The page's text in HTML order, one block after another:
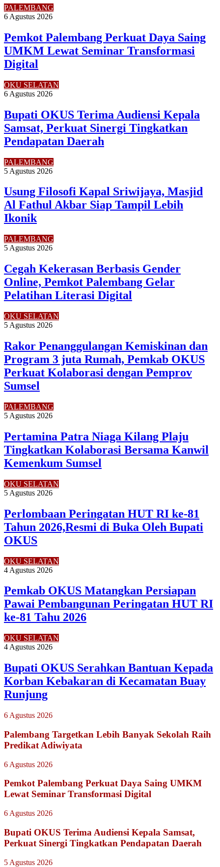
PALEMBANG
6 Agustus 2026
Pemkot Palembang Perkuat Daya Saing
UMKM Lewat Seminar Transformasi
Digital
OKU SELATAN
6 Agustus 2026
Bupati OKUS Terima Audiensi Kepala
Samsat, Perkuat Sinergi Tingkatkan
Pendapatan Daerah
PALEMBANG
5 Agustus 2026
Usung Filosofi Kapal Sriwijaya, Masjid
Al Fathul Akbar Siap Tampil Lebih
Ikonik
PALEMBANG
5 Agustus 2026
Cegah Kekerasan Berbasis Gender
Online, Pemkot Palembang Gelar
Pelatihan Literasi Digital
OKU SELATAN
5 Agustus 2026
Rakor Penanggulangan Kemiskinan dan
Program 3 juta Rumah, Pemkab OKUS
Perkuat Kolaborasi dengan Pemprov
Sumsel
PALEMBANG
5 Agustus 2026
Pertamina Patra Niaga Kilang Plaju
Tingkatkan Kolaborasi Bersama Kanwil
Kemenkum Sumsel
OKU SELATAN
5 Agustus 2026
Perlombaan Peringatan HUT RI ke-81
Tahun 2026,Resmi di Buka Oleh Bupati
OKUS
OKU SELATAN
4 Agustus 2026
Pemkab OKUS Matangkan Persiapan
Pawai Pembangunan Peringatan HUT RI
ke-81 Tahu 2026
OKU SELATAN
4 Agustus 2026
Bupati OKUS Serahkan Bantuan Kepada
Korban Kebakaran di Kecamatan Buay
Runjung
6 Agustus 2026
Palembang Targetkan Lebih Banyak Sekolah Raih
Predikat Adiwiyata
6 Agustus 2026
Pemkot Palembang Perkuat Daya Saing UMKM
Lewat Seminar Transformasi Digital
6 Agustus 2026
Bupati OKUS Terima Audiensi Kepala Samsat,
Perkuat Sinergi Tingkatkan Pendapatan Daerah
5 Agustus 2026